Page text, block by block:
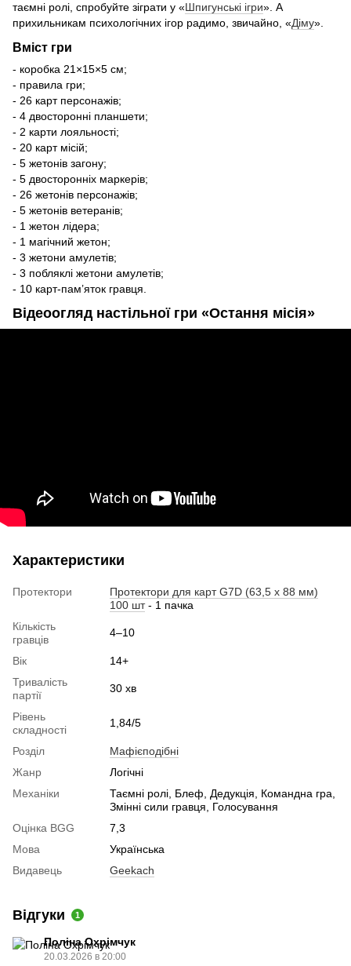
таємні ролі, спробуйте зіграти у «Шпигунські ігри». А
прихильникам психологічних ігор радимо, звичайно, «Діму».
Вміст гри
- коробка 21×15×5 см;
- правила гри;
- 26 карт персонажів;
- 4 двосторонні планшети;
- 2 карти лояльності;
- 20 карт місій;
- 5 жетонів загону;
- 5 двосторонніх маркерів;
- 26 жетонів персонажів;
- 5 жетонів ветеранів;
- 1 жетон лідера;
- 1 магічний жетон;
- 3 жетони амулетів;
- 3 побляклі жетони амулетів;
- 10 карт-пам’яток гравця.
Відеоогляд настільної гри «Остання місія»
Характеристики
Протектори
Протектори для карт G7D (63,5 x 88 мм)
100 шт- 1 пачка
Кількість
гравців
4–10
Вік
14+
Тривалість
партії
30 хв
Рівень
складності
1,84/5
Розділ
Мафієподібні
Жанр
Логічні
Механіки
Таємні ролі, Блеф, Дедукція, Командна гра,
Змінні сили гравця, Голосування
Оцінка BGG
7,3
Мова
Українська
Видавець
Geekach
Відгуки 1
Поліна Охрімчук
20.03.2026 в 20:00